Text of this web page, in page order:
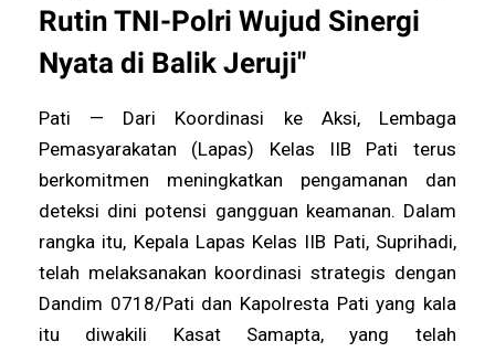
Rutin TNI-Polri Wujud Sinergi
Nyata di Balik Jeruji"
Pati — Dari Koordinasi ke Aksi, Lembaga
Pemasyarakatan (Lapas) Kelas IIB Pati terus
berkomitmen meningkatkan pengamanan dan
deteksi dini potensi gangguan keamanan. Dalam
rangka itu, Kepala Lapas Kelas IIB Pati, Suprihadi,
telah melaksanakan koordinasi strategis dengan
Dandim 0718/Pati dan Kapolresta Pati yang kala
itu diwakili Kasat Samapta, yang telah